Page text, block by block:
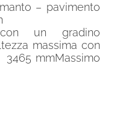
– pavimento
un gradino
massima con
mmMassimo